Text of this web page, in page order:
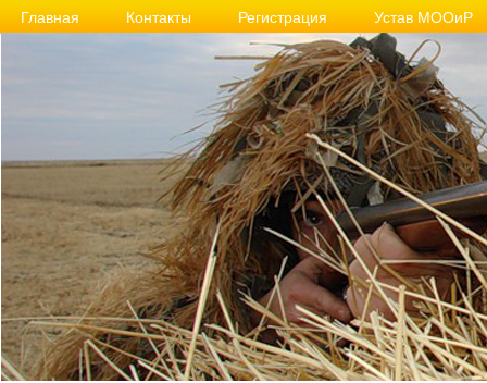
Главная Контакты Регистрация Устав МООиР